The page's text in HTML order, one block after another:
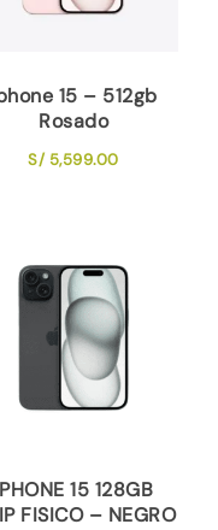
15 – 512gb
Rosado
S/5,599.00
15 128GB
FISICO – NEGRO